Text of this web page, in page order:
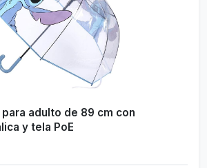
para adulto de 89 cm con
y tela PoE